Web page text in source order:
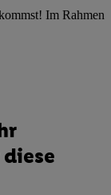
Im Rahmen